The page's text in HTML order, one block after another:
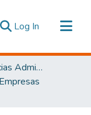
Log In (current)
Facultad de Ciencias Administrativas y Económicas